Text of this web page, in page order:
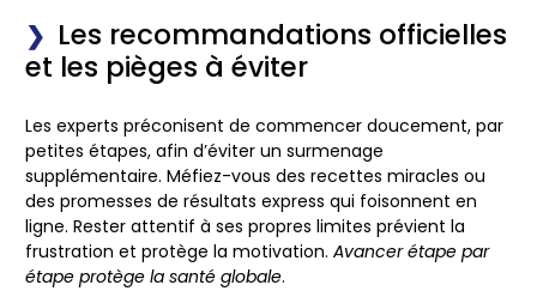
Les recommandations officielles
et les pièges à éviter
Les experts préconisent de commencer doucement, par
petites étapes, afin d’éviter un surmenage
supplémentaire. Méfiez-vous des recettes miracles ou
des promesses de résultats express qui foisonnent en
ligne. Rester attentif à ses propres limites prévient la
frustration et protège la motivation. Avancer étape par
étape protège la santé globale.